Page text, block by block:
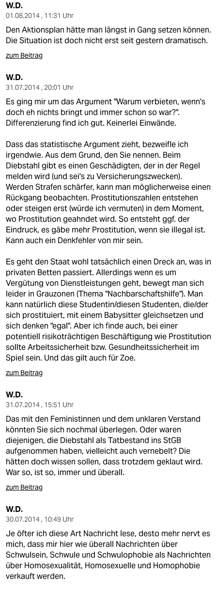
W.D.
01.08.2014 , 11:31 Uhr
Den Aktionsplan hätte man längst in Gang setzen können.
Die Situation ist doch nicht erst seit gestern dramatisch.
zum Beitrag
W.D.
31.07.2014 , 20:01 Uhr
Es ging mir um das Argument "Warum verbieten, wenn's
doch eh nichts bringt und immer schon so war?".
Differenzierung find ich gut. Keinerlei Einwände.
Dass das statistische Argument zieht, bezweifle ich
irgendwie. Aus dem Grund, den Sie nennen. Beim
Diebstahl gibt es einen Geschädigten, der in der Regel
melden wird (und sei's zu Versicherungszwecken).
Werden Strafen schärfer, kann man möglicherweise einen
Rückgang beobachten. Prostitutionszahlen entstehen
oder steigen erst (würde ich vermuten) in dem Moment,
wo Prostitution geahndet wird. So entsteht ggf. der
Eindruck, es gäbe mehr Prostitution, wenn sie illegal ist.
Kann auch ein Denkfehler von mir sein.
Es geht den Staat wohl tatsächlich einen Dreck an, was in
privaten Betten passiert. Allerdings wenn es um
Vergütung von Dienstleistungen geht, bewegt man sich
leider in Grauzonen (Thema "Nachbarschaftshilfe"). Man
kann natürlich diese Studentin/diesen Studenten, die/der
sich prostituiert, mit einem Babysitter gleichsetzen und
sich denken "egal". Aber ich finde auch, bei einer
potentiell risikoträchtigen Beschäftigung wie Prostitution
sollte Arbeitssicherheit bzw. Gesundheitssicherheit im
Spiel sein. Und das gilt auch für Zoe.
zum Beitrag
W.D.
31.07.2014 , 15:51 Uhr
Das mit den Feministinnen und dem unklaren Verstand
könnten Sie sich nochmal überlegen. Oder waren
diejenigen, die Diebstahl als Tatbestand ins StGB
aufgenommen haben, vielleicht auch vernebelt? Die
hätten doch wissen sollen, dass trotzdem geklaut wird.
War so, ist so, immer und überall.
zum Beitrag
W.D.
30.07.2014 , 10:49 Uhr
Je öfter ich diese Art Nachricht lese, desto mehr nervt es
mich, dass mir hier wie überall Nachrichten über
Schwulsein, Schwule und Schwulophobie als Nachrichten
über Homosexualität, Homosexuelle und Homophobie
verkauft werden.